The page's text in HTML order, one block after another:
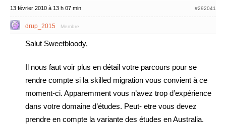
13 février 2010 à 13 h 07 min #292041
drup_2015 Membre
Salut Sweetbloody,
Il nous faut voir plus en détail votre parcours pour se
rendre compte si la skilled migration vous convient à ce
moment-ci. Apparemment vous n’avez trop d’expérience
dans votre domaine d’études. Peut- etre vous devez
prendre en compte la variante des études en Australia.